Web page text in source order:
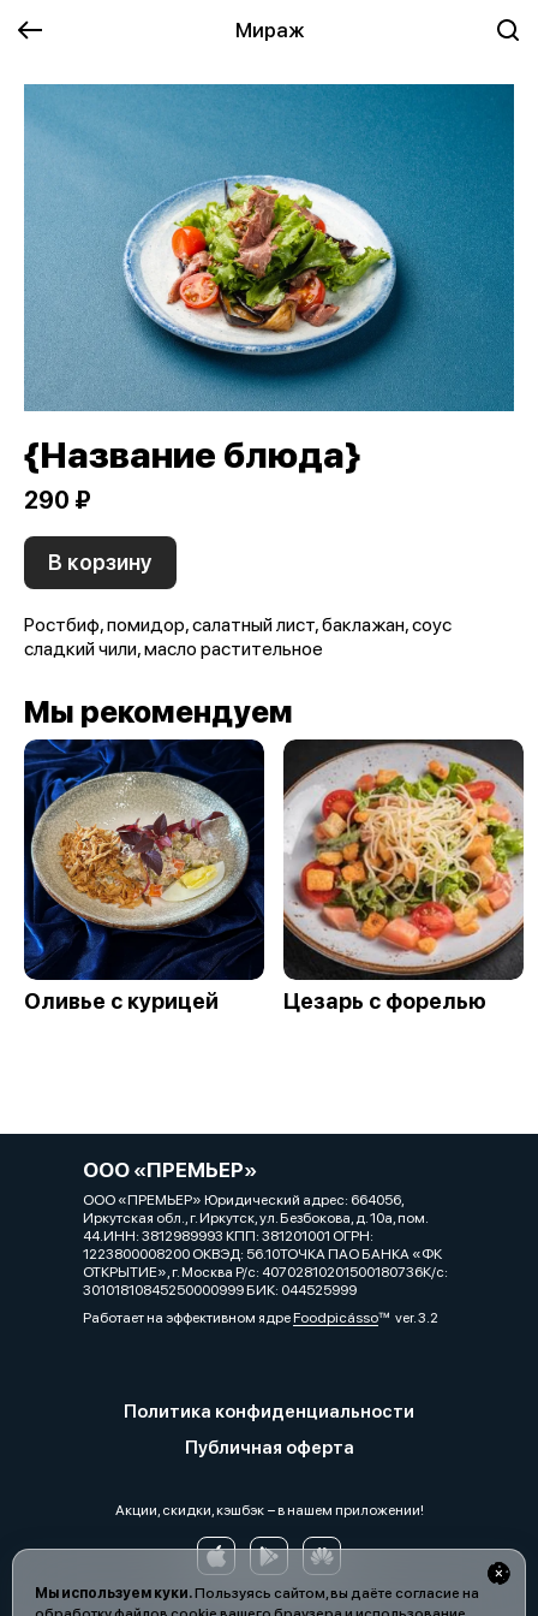
Мираж
Мы используем куки.Пользуясь сайтом, вы даёте согласие на
{Название блюда}
290 ₽
В корзину
Ростбиф, помидор, салатный лист, баклажан, соус
сладкий чили, масло растительное
Мы рекомендуем
Оливье с курицей Цезарь с форелью
ООО «ПРЕМЬЕР»
ООО «ПРЕМЬЕР» Юридический адрес: 664056,
Иркутская обл., г. Иркутск, ул. Безбокова, д. 10а, пом.
44.ИНН: 3812989993 КПП: 381201001 ОГРН:
1223800008200 ОКВЭД: 56.10ТОЧКА ПАО БАНКА «ФК
ОТКРЫТИЕ», г. Москва Р/с: 40702810201500180736К/с:
30101810845250000999 БИК: 044525999
Работает на эффективном ядреFoodpicássover. 3.2
Политика конфиденциальности
Публичная оферта
Акции, скидки, кэшбэк − в нашем приложении!